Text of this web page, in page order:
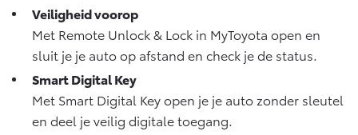
Veiligheid voorop
Met Remote Unlock & Lock in MyToyota open en
sluit je je auto op afstand en check je de status.
Smart Digital Key
Met Smart Digital Key open je je auto zonder sleutel
en deel je veilig digitale toegang.